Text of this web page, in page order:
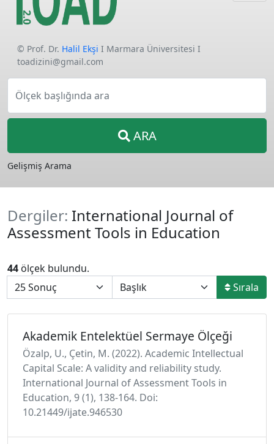
© Prof. Dr. Halil Ekşi I Marmara Üniversitesi I
toadizini@gmail.com
Ölçek başlığında ara
ARA
Gelişmiş Arama
Dergiler: International Journal of
Assessment Tools in Education
44 ölçek bulundu.
Sırala
Akademik Entelektüel Sermaye Ölçeği
Özalp, U., Çetin, M. (2022). Academic Intellectual
Capital Scale: A validity and reliability study.
International Journal of Assessment Tools in
Education, 9 (1), 138-164. Doi:
10.21449/ijate.946530